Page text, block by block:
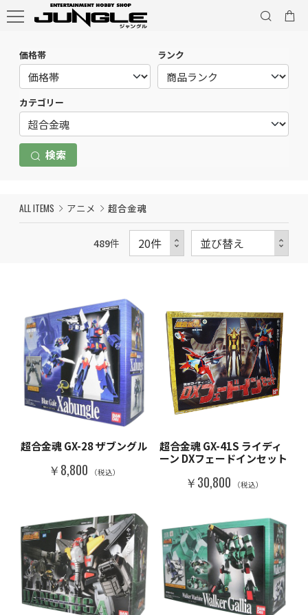
価格帯 ランク
カテゴリー
検索
ALL ITEMS アニメ 超合金魂
489件
超合金魂 GX-28 ザブングル
￥8,800 （税込）
超合金魂 GX-41S ライディ
ーン DXフェードインセット
￥30,800 （税込）